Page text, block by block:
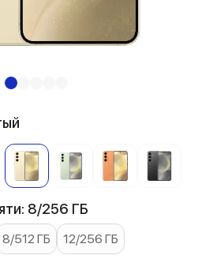
8/256 ГБ
8/512 ГБ 12/256 ГБ